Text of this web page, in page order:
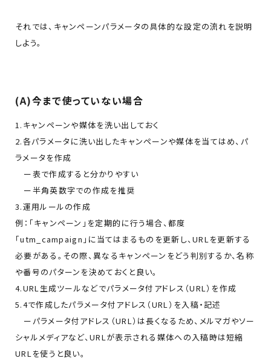
それでは、キャンペーンパラメータの具体的な設定の流れを説明
しよう。
(A)今まで使っていない場合
1.キャンペーンや媒体を洗い出しておく
2.各パラメータに洗い出したキャンペーンや媒体を当てはめ、パ
ラメータを作成
ー表で作成すると分かりやすい
ー半角英数字での作成を推奨
3.運用ルールの作成
例：「キャンペーン」を定期的に行う場合、都度
「utm_campaign」に当てはまるものを更新し、URLを更新する
必要がある。その際、異なるキャンペーンをどう判別するか、名称
や番号のパターンを決めておくと良い。
4.URL生成ツールなどでパラメータ付アドレス（URL）を作成
5.4で作成したパラメータ付アドレス（URL）を入稿・記述
ーパラメータ付アドレス（URL）は長くなるため、メルマガやソー
シャルメディアなど、URLが表示される媒体への入稿時は短縮
URLを使うと良い。